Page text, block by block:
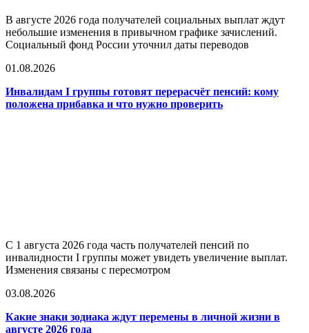
В августе 2026 года получателей социальных выплат ждут
небольшие изменения в привычном графике зачислений.
Социальный фонд России уточнил даты переводов
01.08.2026
Инвалидам I группы готовят перерасчёт пенсий: кому
положена прибавка и что нужно проверить
С 1 августа 2026 года часть получателей пенсий по
инвалидности I группы может увидеть увеличение выплат.
Изменения связаны с пересмотром
03.08.2026
Какие знаки зодиака ждут перемены в личной жизни в
августе 2026 года